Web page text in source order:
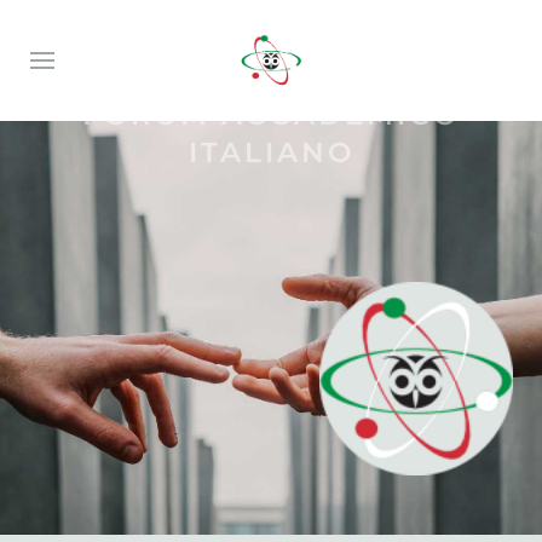
FORUM ACCADEMICO
ITALIANO